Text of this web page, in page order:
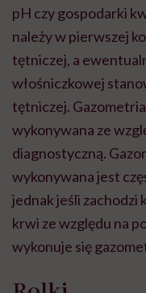
pH czy gospodarki
należy w pierwszej
tętniczej, a
włośniczkowej
tętniczej.
wykonywana ze
diagnostyczną.
wykonywana jest
jednak jeśli zachodzi
krwi ze względu na
wykonuje się